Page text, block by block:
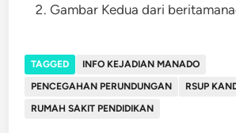
Gambar Kedua dari
TAGGED
INFO KEJADIAN MANADO
PENCEGAHAN PERUNDUNGAN
RSUP
RUMAH SAKIT PENDIDIKAN